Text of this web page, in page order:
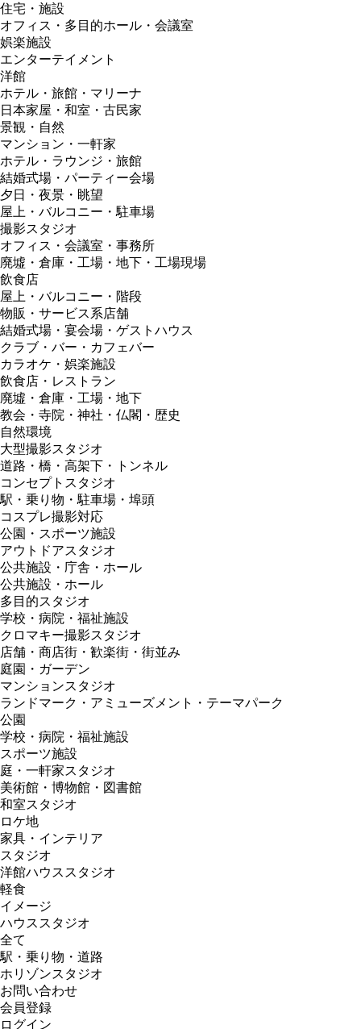
住宅・施設
オフィス・多目的ホール・会議室
娯楽施設
エンターテイメント
洋館
ホテル・旅館・マリーナ
日本家屋・和室・古民家
景観・自然
マンション・一軒家
ホテル・ラウンジ・旅館
結婚式場・パーティー会場
夕日・夜景・眺望
屋上・バルコニー・駐車場
撮影スタジオ
オフィス・会議室・事務所
廃墟・倉庫・工場・地下・工場現場
飲食店
屋上・バルコニー・階段
物販・サービス系店舗
結婚式場・宴会場・ゲストハウス
クラブ・バー・カフェバー
カラオケ・娯楽施設
飲食店・レストラン
廃墟・倉庫・工場・地下
教会・寺院・神社・仏閣・歴史
自然環境
大型撮影スタジオ
道路・橋・高架下・トンネル
コンセプトスタジオ
駅・乗り物・駐車場・埠頭
コスプレ撮影対応
公園・スポーツ施設
アウトドアスタジオ
公共施設・庁舎・ホール
公共施設・ホール
多目的スタジオ
学校・病院・福祉施設
クロマキー撮影スタジオ
店舗・商店街・歓楽街・街並み
庭園・ガーデン
マンションスタジオ
ランドマーク・アミューズメント・テーマパーク
公園
学校・病院・福祉施設
スポーツ施設
庭・一軒家スタジオ
美術館・博物館・図書館
和室スタジオ
ロケ地
家具・インテリア
スタジオ
洋館ハウススタジオ
軽食
イメージ
ハウススタジオ
全て
駅・乗り物・道路
ホリゾンスタジオ
お問い合わせ
会員登録
ログイン